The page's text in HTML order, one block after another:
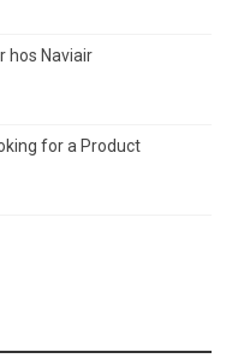
hos Naviair
for a Product